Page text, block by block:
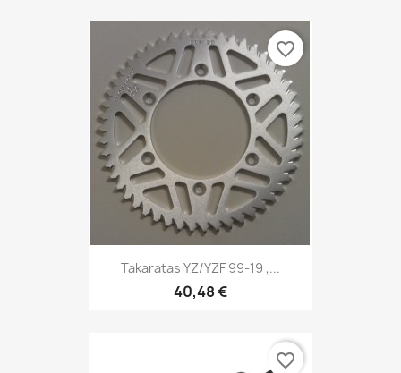
Takaratas YZ/YZF 99-19 ,...
40,48 €
favorite_border
favorite_border